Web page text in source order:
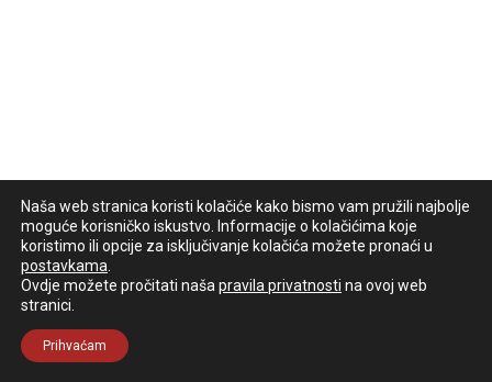
Naša web stranica koristi kolačiće kako bismo vam pružili najbolje
moguće korisničko iskustvo. Informacije o kolačićima koje
koristimo ili opcije za isključivanje kolačića možete pronaći u
postavkama
Ovdje možete pročitati naša pravila privatnosti na ovoj web
stranici.
Prihvaćam